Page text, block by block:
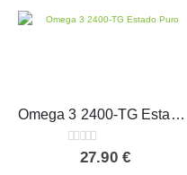
Omega 3 2400-TG Estado Puro 90 perlas
out of 5
27.90 €